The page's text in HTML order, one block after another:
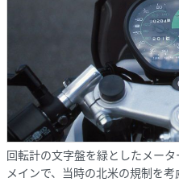
回転計の文字盤を緑としたメー
メインで、当時の北米の規制を